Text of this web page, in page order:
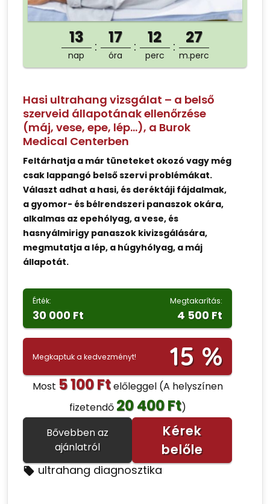
13
nap
17
óra
12
perc
26
m.perc
Hasi ultrahang vizsgálat – a belső
szerveid állapotának ellenőrzése
(máj, vese, epe, lép…), a Burok
Medical Centerben
Feltárhatja a már tüneteket okozó vagy még
csak lappangó belső szervi problémákat.
Választ adhat a hasi, és deréktáji fájdalmak,
a gyomor- és bélrendszeri panaszok okára,
alkalmas az epehólyag, a vese, és
hasnyálmirigy panaszok kivizsgálására,
megmutatja a lép, a húgyhólyag, a máj
állapotát.
Érték:
30 000 Ft
Megtakarítás:
4 500 Ft
Megkaptuk a kedvezményt! 15 %
Most 5 100 Ftelőleggel (A helyszínen
fizetendő 20 400 Ft)
Bővebben az
ajánlatról
Kérek
belőle
ultrahang diagnosztika